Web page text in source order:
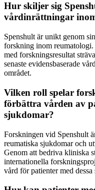
Hur skiljer sig
vårdinrättningar
Spenshult är unikt genom
forskning inom
med forskningsresultat
senaste evidensbaserade
området.
Vilken roll spelar
förbättra vården av
sjukdomar?
Forskningen vid Spenshult
reumatiska sjukdomar och
Genom att bedriva kliniska
internationella
vård för patienter med dessa